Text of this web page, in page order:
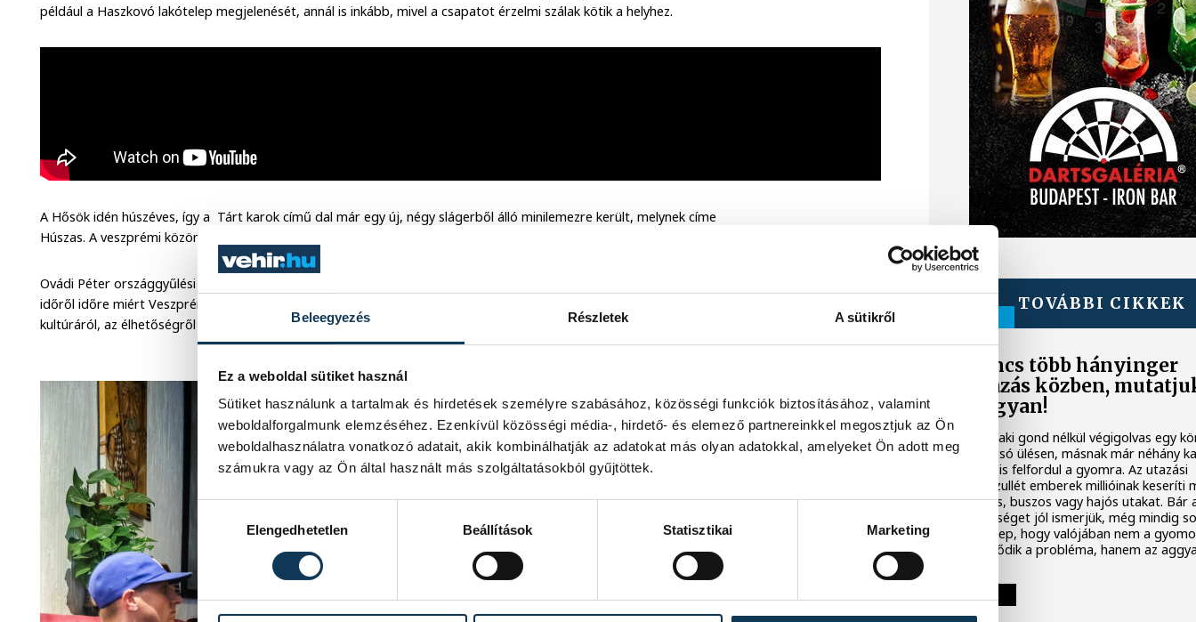
Beleegyezés Részletek A sütikről
Ez a weboldal sütiket használ
Sütiket használunk a tartalmak és hirdetések személyre szabásához, közösségi funkciók biztosításához, valamint
weboldalforgalmunk elemzéséhez. Ezenkívül közösségi média-, hirdető- és elemező partnereinkkel megosztjuk az Ön
weboldalhasználatra vonatkozó adatait, akik kombinálhatják az adatokat más olyan adatokkal, amelyeket Ön adott meg
számukra vagy az Ön által használt más szolgáltatásokból gyűjtöttek.
Elengedhetetlen
Beállítások Statisztikai Marketing
például a Haszkovó lakótelep megjelenését, annál is inkább, mivel a csapatot érzelmi szálak kötik a helyhez.
A Hősök idén húszéves, így a Tárt karok című dal már egy új, négy slágerből álló minilemezre került, melynek címe
Húszas. A veszprémi közönség előtt élőben december harmadikán mutatják be az elkészült anyagot az Expresszóban.
Ovádi Péter országgyűlési képviselő a klip megtekintése után arról szólt, mi a titka a veszprémi életérzésnek, és vajon
időről időre miért Veszprém az ország egyik legélhetőbb helye. Ovádi szerint a titok kulcsa, hogy a jó hangulatról, a
kultúráról, az élhetőségről nem csupán beszélnek a lakók, hanem tesznek is értük.
TOVÁBBI CIKKEK
Nincs több hányinger
utazás közben,
hogyan!
Van, aki gond nélkül végigolvas egy
a hátsó ülésen, másnak már néhány
után is felfordul a gyomra. Az utazási
rosszullét emberek millióinak keseríti
autós, buszos vagy hajós utakat. Bár
jelenséget jól ismerjük, még mindig
meglep, hogy valójában nem a
kezdődik a probléma, hanem az
GYÁSZHÍR